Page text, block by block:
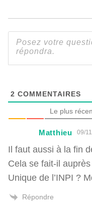
2 COMMENTAIRES
Le plus
Matthieu 09/
Il faut aussi à la fin
Cela se fait-il
Unique de l’INPI ?
Répondre